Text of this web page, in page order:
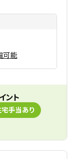
可能
ント
手当あり